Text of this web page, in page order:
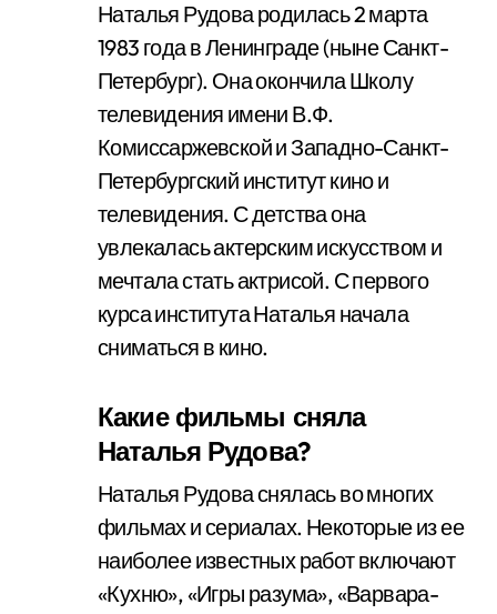
Наталья Рудова родилась 2 марта
1983 года в Ленинграде (ныне Санкт-
Петербург). Она окончила Школу
телевидения имени В.Ф.
Комиссаржевской и Западно-Санкт-
Петербургский институт кино и
телевидения. С детства она
увлекалась актерским искусством и
мечтала стать актрисой. С первого
курса института Наталья начала
сниматься в кино.
Какие фильмы сняла
Наталья Рудова?
Наталья Рудова снялась во многих
фильмах и сериалах. Некоторые из ее
наиболее известных работ включают
«Кухню», «Игры разума», «Варвара-